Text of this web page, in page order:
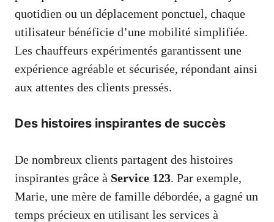
quotidien ou un déplacement ponctuel, chaque
utilisateur bénéficie d’une mobilité simplifiée.
Les chauffeurs expérimentés garantissent une
expérience agréable et sécurisée, répondant ainsi
aux attentes des clients pressés.
Des histoires inspirantes de succès
De nombreux clients partagent des histoires
inspirantes grâce à Service 123. Par exemple,
Marie, une mère de famille débordée, a gagné un
temps précieux en utilisant les services à